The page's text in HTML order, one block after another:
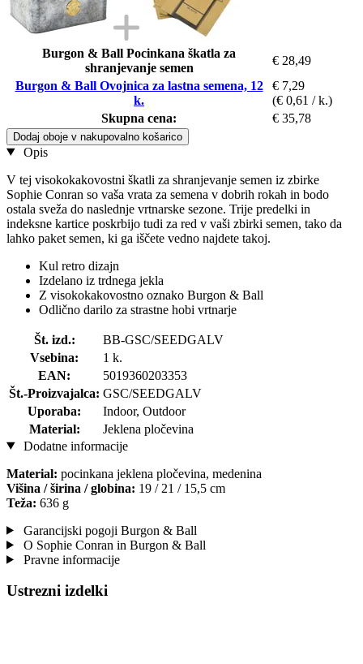
Burgon & Ball Pocinkana škatla za
shranjevanje semen
€ 28,49
Burgon & Ball Ovojnica za lastna semena, 12
k.
€ 7,29
(€ 0,61 / k.)
Skupna cena:
€ 35,78
Dodaj oboje v nakupovalno košarico
Opis
V tej visokokakovostni škatli za shranjevanje semen iz zbirke
Sophie Conran so vaša vrata za semena v dobrih rokah in bodo
ostala sveža do naslednje vrtnarske sezone. Trije predelki in
indeksne kartice poskrbijo tudi za red v vaši zbirki semen, tako da
lahko paket semen, ki ga iščete vedno najdete takoj.
Kul retro dizajn
Izdelano iz trdnega jekla
Z visokokakovostno oznako Burgon & Ball
Odlično darilo za strastne hobi vrtnarje
Št. izd.:
BB-GSC/SEEDGALV
Vsebina:
1 k.
EAN:
5019360203353
Št.-Proizvajalca: GSC/SEEDGALV
Uporaba:
Indoor, Outdoor
Material:
Jeklena pločevina
Dodatne informacije
Material: pocinkana jeklena pločevina, medenina
Višina / širina / globina: 19 / 21 / 15,5 cm
Teža: 636 g
Garancijski pogoji Burgon & Ball
O Sophie Conran in Burgon & Ball
Pravne informacije
Ustrezni izdelki